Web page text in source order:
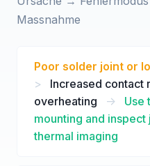
Massnahme
Poor solder joint or
>
Increased contact
overheating
->
Use
mounting and
thermal imaging